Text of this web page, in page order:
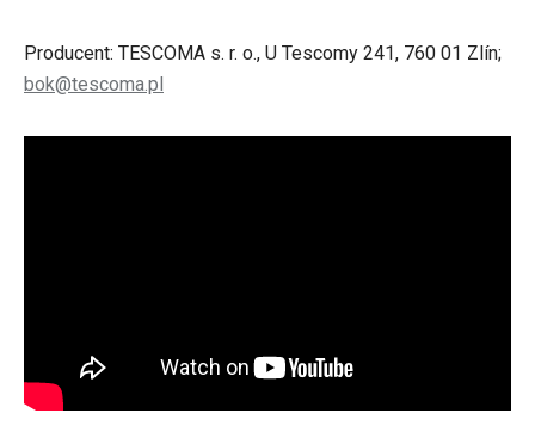
Producent: TESCOMA s. r. o., U Tescomy 241, 760 01 Zlín;
bok@tescoma.pl